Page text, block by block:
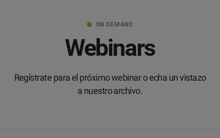
ON DEMAND
Webinars
Regístrate para el próximo webinar o echa un vistazo
a nuestro archivo.